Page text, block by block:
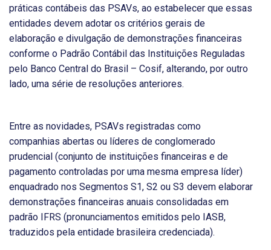
práticas contábeis das PSAVs, ao estabelecer que essas
entidades devem adotar os critérios gerais de
elaboração e divulgação de demonstrações financeiras
conforme o Padrão Contábil das Instituições Reguladas
pelo Banco Central do Brasil – Cosif, alterando, por outro
lado, uma série de resoluções anteriores.
Entre as novidades, PSAVs registradas como
companhias abertas ou líderes de conglomerado
prudencial (conjunto de instituições financeiras e de
pagamento controladas por uma mesma empresa líder)
enquadrado nos Segmentos S1, S2 ou S3 devem elaborar
demonstrações financeiras anuais consolidadas em
padrão IFRS (pronunciamentos emitidos pelo IASB,
traduzidos pela entidade brasileira credenciada).